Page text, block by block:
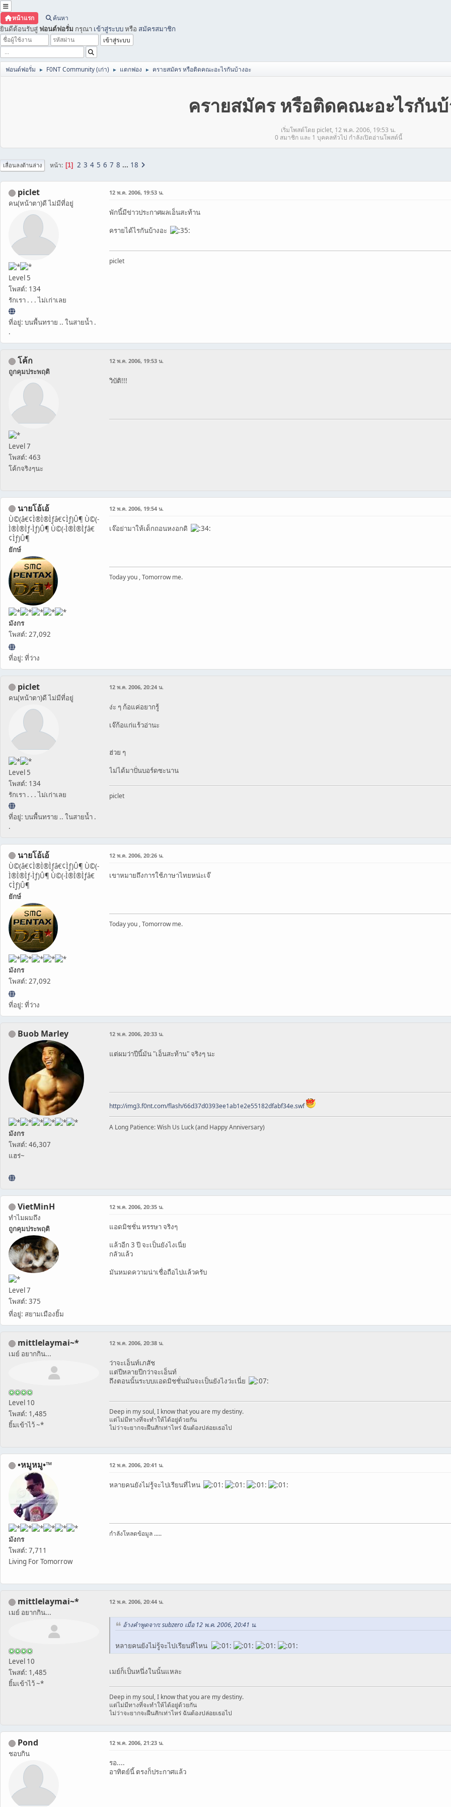
หน้าแรก ค้นหา
ยินดีต้อนรับสู่ ฟอนต์ฟอรั่ม กรุณา เข้าสู่ระบบหรือ สมัครสมาชิก
ฟอนต์ฟอรั่ม ► F0NT Community (เก่า) ► แตกฟอง ► ครายสมัคร หรือติดคณะอะไรกันบ้างอะ
ครายสมัคร หรือติดคณะอะไรกันบ้
เริ่มโพสต์โดย piclet, 12 พ.ค. 2006, 19:53 น.
0 สมาชิก และ 1 บุคคลทั่วไป กำลังเปิดอ่านโพสต์นี้
เลื่อนลงด้านล่าง หน้า 1 2 3 4 5 6 7 8 ... 18
piclet
คน(หน้าตา)ดี ไม่มีที่อยู่
Level 5
โพสต์: 134
รักเรา . . . ไม่เก่าเลย
ที่อยู่: บนพื้นทราย .. ในสายน้ำ .
.
12 พ.ค. 2006, 19:53 น.
พักนี้มีข่าวประกาศผลเอ็นสะท้าน
ครายได้ไรกันบ้างอะ
piclet
โค้ก
ถูกคุมประพฤติ
Level 7
โพสต์: 463
โค้กจริงๆนะ
12 พ.ค. 2006, 19:53 น.
วิบัติ!!!
นายโอ้เอ้
Ù©(â€¢Ì®Ì®Ìƒâ€¢Ìƒ)Û¶ Ù©(-
Ì®Ì®Ìƒ-Ìƒ)Û¶ Ù©(-Ì®Ì®Ìƒâ€
¢Ìƒ)Û¶
ยักษ์
มังกร
โพสต์: 27,092
ที่อยู่: ที่ว่าง
12 พ.ค. 2006, 19:54 น.
เจ๊อย่ามาให้เด็กถอนหงอกดิ
Today you , Tomorrow me.
piclet
คน(หน้าตา)ดี ไม่มีที่อยู่
Level 5
โพสต์: 134
รักเรา . . . ไม่เก่าเลย
ที่อยู่: บนพื้นทราย .. ในสายน้ำ .
.
12 พ.ค. 2006, 20:24 น.
ง่ะ ๆ ก้อแค่อยากรู้
เจ๊ก้อแก่แร้วอ่านะ
ฮ่วย ๆ
ไม่ได้มาปั่นบอร์ดซะนาน
piclet
นายโอ้เอ้
Ù©(â€¢Ì®Ì®Ìƒâ€¢Ìƒ)Û¶ Ù©(-
Ì®Ì®Ìƒ-Ìƒ)Û¶ Ù©(-Ì®Ì®Ìƒâ€
¢Ìƒ)Û¶
ยักษ์
มังกร
โพสต์: 27,092
ที่อยู่: ที่ว่าง
12 พ.ค. 2006, 20:26 น.
เขาหมายถึงการใช้ภาษาไทยหน่ะเจ๊
Today you , Tomorrow me.
Buob Marley
มังกร
โพสต์: 46,307
แฮร่~
12 พ.ค. 2006, 20:33 น.
แต่ผมว่าปีนี้มัน "เอ็นสะท้าน" จริงๆ นะ
http://img3.f0nt.com/flash/66d37d0393ee1ab1e2e55182dfabf34e.swf
A Long Patience: Wish Us Luck (and Happy Anniversary)
VietMinH
ทำไมผมถึง
ถูกคุมประพฤติ
Level 7
โพสต์: 375
ที่อยู่: สยามเมืองยิ้ม
12 พ.ค. 2006, 20:35 น.
แอดมิชชั่น หรรษา จริงๆ
แล้วอีก 3 ปี จะเป็นยังไงเนี่ย
กลัวแล้ว
มันหมดความน่าเชื่อถือไปแล้วครับ
mittlelaymai~*
เมย์ อยากกิน...
Level 10
โพสต์: 1,485
ยิ้มเข้าไว้ ~*
12 พ.ค. 2006, 20:38 น.
ว่าจะเอ็นท์เภสัช
แต่ปีหลายปีกว่าจะเอ็นท์
ถึงตอนนั้นระบบแอดมิชชั่นมันจะเป็นยังไงว่ะเนี่ย
Deep in my soul, I know that you are my destiny.
แต่ไม่มีทางที่จะทำให้ได้อยู่ด้วยกัน
ไม่ว่าจะยากจะฝืนสักเท่าไหร่ ฉันต้องปล่อยเธอไป
•หมูหมู•™
มังกร
โพสต์: 7,711
Living For Tomorrow
12 พ.ค. 2006, 20:41 น.
หลายคนยังไม่รู้จะไปเรียนที่ไหน
กำลังโหลดข้อมูล .....
mittlelaymai~*
เมย์ อยากกิน...
Level 10
โพสต์: 1,485
ยิ้มเข้าไว้ ~*
12 พ.ค. 2006, 20:44 น.
อ้างคำพูดจาก: subzero เมื่อ 12 พ.ค. 2006, 20:41 น.
หลายคนยังไม่รู้จะไปเรียนที่ไหน
เมย์ก็เป็นหนึ่งในนั้นแหละ
Deep in my soul, I know that you are my destiny.
แต่ไม่มีทางที่จะทำให้ได้อยู่ด้วยกัน
ไม่ว่าจะยากจะฝืนสักเท่าไหร่ ฉันต้องปล่อยเธอไป
Pond
ชอบกิน
12 พ.ค. 2006, 21:23 น.
รอ....
อาทิตย์นี้ ตรงก็ประกาศแล้ว